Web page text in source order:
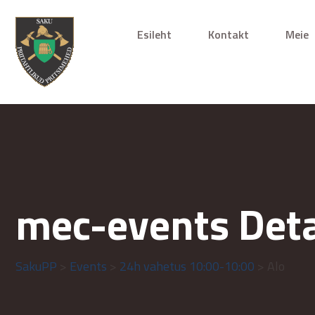
Esileht Kontakt Meie
mec-events
SakuPP Events 24h vahetus 10:00-10:00